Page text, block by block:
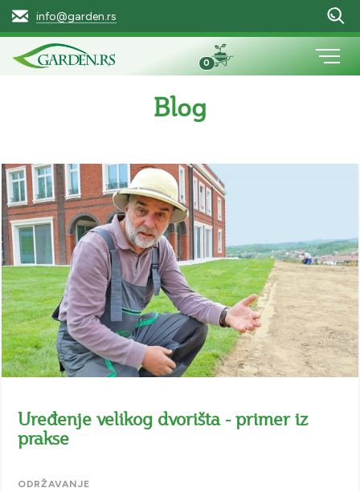
info@garden.rs
0
Blog
Uređenje velikog dvorišta - primer iz
prakse
ODRŽAVANJE